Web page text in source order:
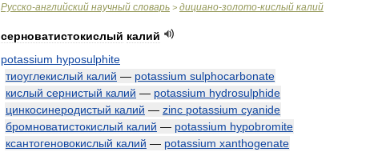
Русско-английский научный словарь > дициано-золото-кислый калий
серноватистокислый калий
potassium hyposulphite
тиоуглекислый калий — potassium sulphocarbonate
кислый сернистый калий — potassium hydrosulphide
цинкосинеродистый калий — zinc potassium cyanide
бромноватистокислый калий — potassium hypobromite
ксантогеновокислый калий — potassium xanthogenate